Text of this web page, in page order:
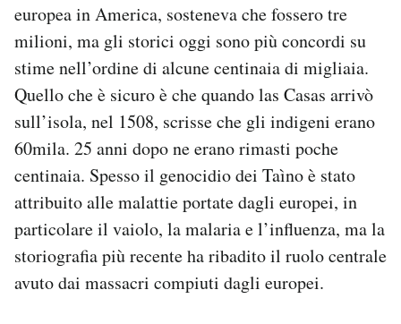
europea in America, sosteneva che fossero tre
milioni, ma gli storici oggi sono più concordi su
stime nell’ordine di alcune centinaia di migliaia.
Quello che è sicuro è che quando las Casas arrivò
sull’isola, nel 1508, scrisse che gli indigeni erano
60mila. 25 anni dopo ne erano rimasti poche
centinaia. Spesso il genocidio dei Taìno è stato
attribuito alle malattie portate dagli europei, in
particolare il vaiolo, la malaria e l’influenza, ma la
storiografia più recente ha ribadito il ruolo centrale
avuto dai massacri compiuti dagli europei.